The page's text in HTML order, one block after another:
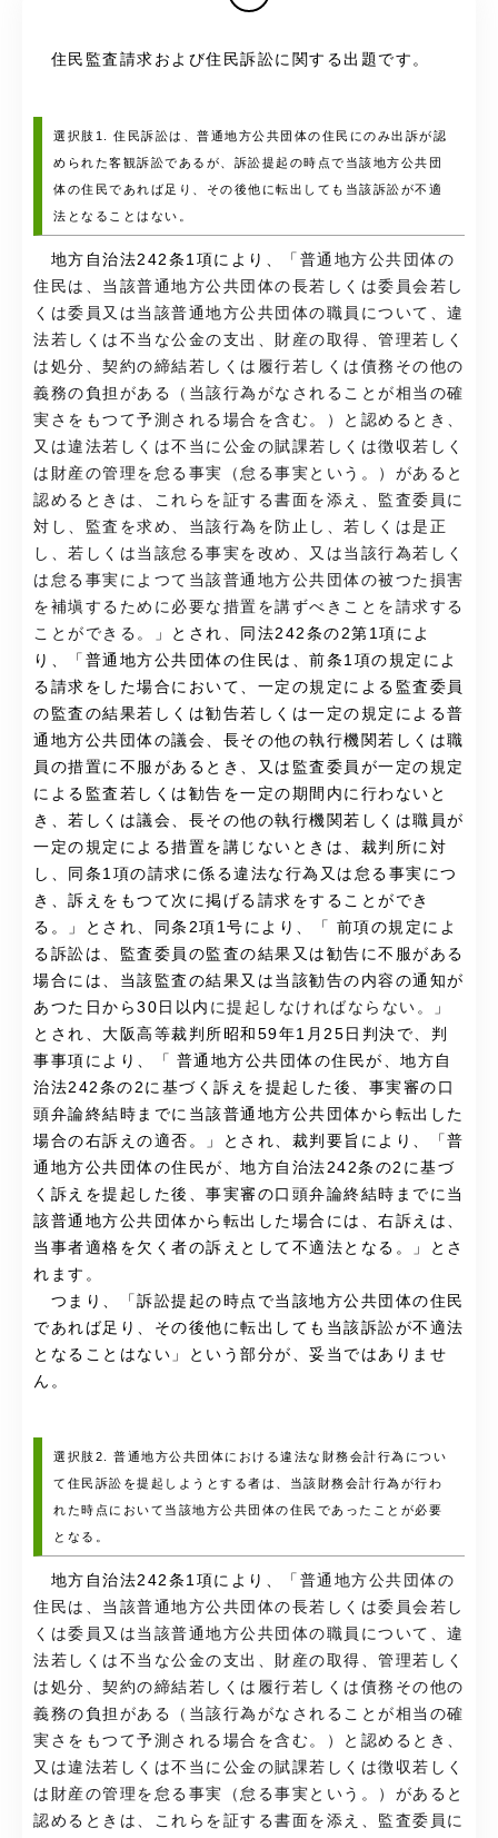
住民監査請求および住民訴訟に関する出題です。
選択肢1. 住民訴訟は、普通地方公共団体の住民にのみ出訴が認
められた客観訴訟であるが、訴訟提起の時点で当該地方公共団
体の住民であれば足り、その後他に転出しても当該訴訟が不適
法となることはない。
地方自治法242条1項により、「 普通地方公共団体の
住民は、当該普通地方公共団体の長若しくは委員会若し
くは委員又は当該普通地方公共団体の職員について、違
法若しくは不当な公金の支出、財産の取得、管理若しく
は処分、契約の締結若しくは履行若しくは債務その他の
義務の負担がある（当該行為がなされることが相当の確
実さをもつて予測される場合を含む。）と認めるとき、
又は違法若しくは不当に公金の賦課若しくは徴収若しく
は財産の管理を怠る事実（怠る事実という。）があると
認めるときは、これらを証する書面を添え、監査委員に
対し、監査を求め、当該行為を防止し、若しくは是正
し、若しくは当該怠る事実を改め、又は当該行為若しく
は怠る事実によつて当該普通地方公共団体の被つた損害
を補塡するために必要な措置を講ずべきことを請求する
ことができる。
」とされ、同法242条の2第1項によ
り、「普通地方公共団体の住民は、前条1項の規定によ
る請求をした場合において、一定の規定による監査委員
の監査の結果若しくは勧告若しくは一定の規定による普
通地方公共団体の議会、長その他の執行機関若しくは職
員の措置に不服があるとき、又は監査委員が一定の規定
による監査若しくは勧告を一定の期間内に行わないと
き、若しくは議会、長その他の執行機関若しくは職員が
一定の規定による措置を講じないときは、裁判所に対
し、同条1項の請求に係る違法な行為又は怠る事実につ
き、訴えをもつて次に掲げる請求をすることができ
る。」とされ、同条2項1号により、「 前項の規定によ
る訴訟は、監査委員の監査の結果又は勧告に不服がある
場合には、当該監査の結果又は当該勧告の内容の通知が
あつた日から30日以内 に提起しなければならない。
」
とされ、大阪高等裁判所昭和59年1月25日判決で、判
事事項により、「 普通地方公共団体の住民が、地方自
治法242条の2に基づく訴えを提起した後、事実審の口
頭弁論終結時までに当該普通地方公共団体から転出した
場合の右訴えの適否。
」とされ、裁判要旨により、「 普
通地方公共団体の住民が、地方自治法242条の2に基づ
く訴えを提起した後、事実審の口頭弁論終結時までに当
該普通地方公共団体から転出した場合には、右訴えは、
当事者適格を欠く者の訴えとして不適法となる。
」とさ
れます。
つまり、「 訴訟提起の時点で当該地方公共団体の住民
であれば足り、その後他に転出しても当該訴訟が不適法
となることはない 」という部分が、妥当ではありませ
ん。
選択肢2. 普通地方公共団体における違法な財務会計行為につい
て住民訴訟を提起しようとする者は、当該財務会計行為が行わ
れた時点において当該地方公共団体の住民であったことが必要
となる。
地方自治法242条1項により、「 普通地方公共団体の
住民は、当該普通地方公共団体の長若しくは委員会若し
くは委員又は当該普通地方公共団体の職員について、違
法若しくは不当な公金の支出、財産の取得、管理若しく
は処分、契約の締結若しくは履行若しくは債務その他の
義務の負担がある（当該行為がなされることが相当の確
実さをもつて予測される場合を含む。）と認めるとき、
又は違法若しくは不当に公金の賦課若しくは徴収若しく
は財産の管理を怠る事実（怠る事実という。）があると
認めるときは、これらを証する書面を添え、監査委員に